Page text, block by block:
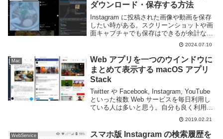
ダウンロード・保存する方法
Instagram に投稿された画像や動画を保存
したい時がある。スクリーンショットや画
面キャプチャでも保存はできるが余計なも
のが写りこんだり解像度が悪くなってしま
う。そのため、画像や動画を直接保存した
い。このページでは Instagram ...
2024.07.10
Mac
Web アプリを一つのウインドウに
まとめて表示する macOS アプリ
Stack
Twitter や Facebook, Instagram, YouTube
といった複数 Web サービスを毎日利用し
ている人は多いと思う。自分も良く利用す
るがそのために Web ブラウザのタブが沢
山開かれるのは邪魔なときもある。
macO...
2019.02.21
WebService
スマホ版 Instagram の検索履歴を